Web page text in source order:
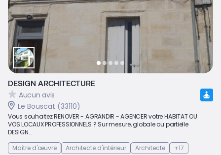
DESIGN ARCHITECTURE
Aucun avis
Le Bouscat (33110)
Vous souhaitez RENOVER - AGRANDIR - AGENCER votre HABITAT OU
VOS LOCAUX PROFESSIONNELS ? Sur mesure, globale ou partielle
DESIGN...
Maître d'œuvre
Architecte d'intérieur Architecte +17